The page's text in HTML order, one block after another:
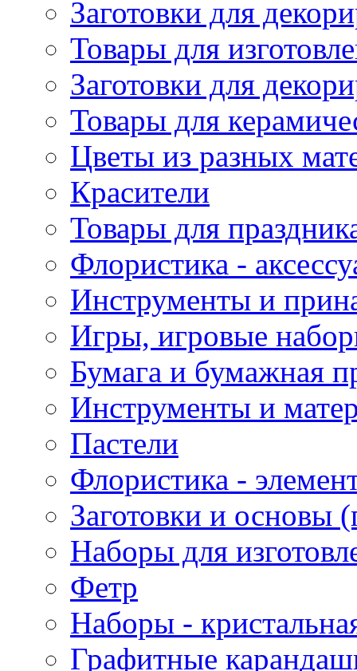
Заготовки для
Товары для
Заготовки для
Товары для
Цветы из разных
Красители
Товары для
Флористика -
Инструменты и
Игры, игровые
Бумага и бумажная
Инструменты и
Пастели
Флористика -
Заготовки и основы
Наборы для
Фетр
Наборы -
Графитные